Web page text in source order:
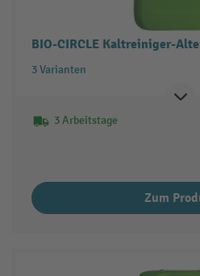
BIO-CIRCLE Kaltreiniger-
3 Varianten
3 Arbeitstage
Zum